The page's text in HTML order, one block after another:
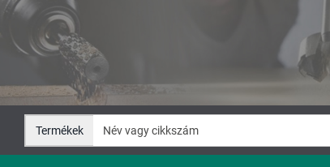
Ugrás
tartalomhoz
Ugrás
navigációhoz
Termékek